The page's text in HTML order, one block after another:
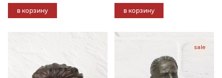
в корзину в корзину